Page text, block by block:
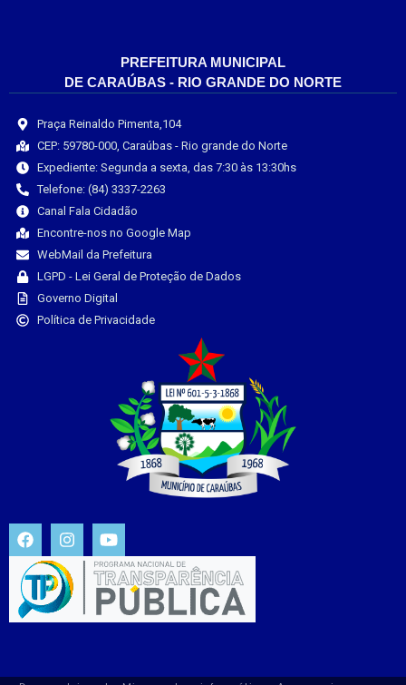
PREFEITURA MUNICIPAL
DE CARAÚBAS - RIO GRANDE DO NORTE
Praça Reinaldo Pimenta,104
CEP: 59780-000, Caraúbas - Rio grande do Norte
Expediente: Segunda a sexta, das 7:30 às 13:30hs
Telefone: (84) 3337-2263
Canal Fala Cidadão
Encontre-nos no Google Map
WebMail da Prefeitura
LGPD - Lei Geral de Proteção de Dados
Governo Digital
Política de Privacidade